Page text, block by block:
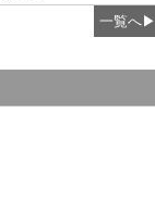
一覧へ▶